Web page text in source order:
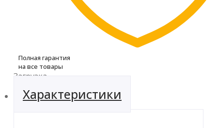
Полная гарантия
на все товары
Загрузка...
Характеристики